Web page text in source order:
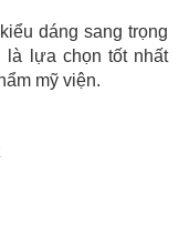
dáng sang trọng
là lựa chọn tốt nhất
mỹ viện.